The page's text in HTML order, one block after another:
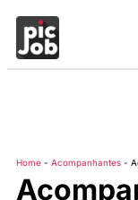
Home - Acompanhantes -